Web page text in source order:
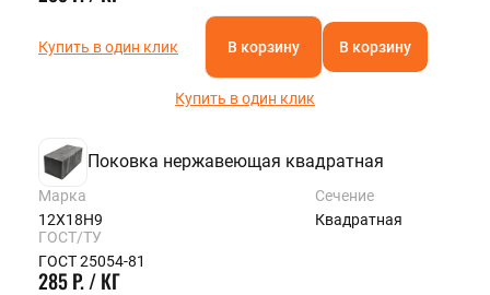
Купить в один клик В корзину В корзину
Купить в один клик
Поковка нержавеющая квадратная
Марка
12Х18Н9
Сечение
Квадратная
ГОСТ/ТУ
ГОСТ 25054-81
285 Р. / КГ